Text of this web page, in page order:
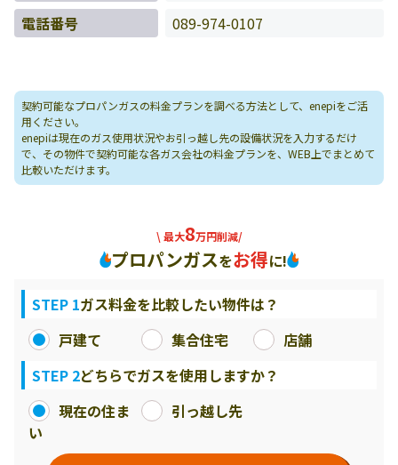
電話番号
089-974-0107
契約可能なプロパンガスの料金プランを調べる方法として、enepiをご活
用ください。
enepiは現在のガス使用状況やお引っ越し先の設備状況を入力するだけ
で、その物件で契約可能な各ガス会社の料金プランを、WEB上でまとめて
比較いただけます。
\ 最大8万円削減/
プロパンガスをお得に!
STEP 1ガス料金を比較したい物件は？
戸建て
集合住宅
店舗
STEP 2どちらでガスを使用しますか？
現在の住ま
い
引っ越し先